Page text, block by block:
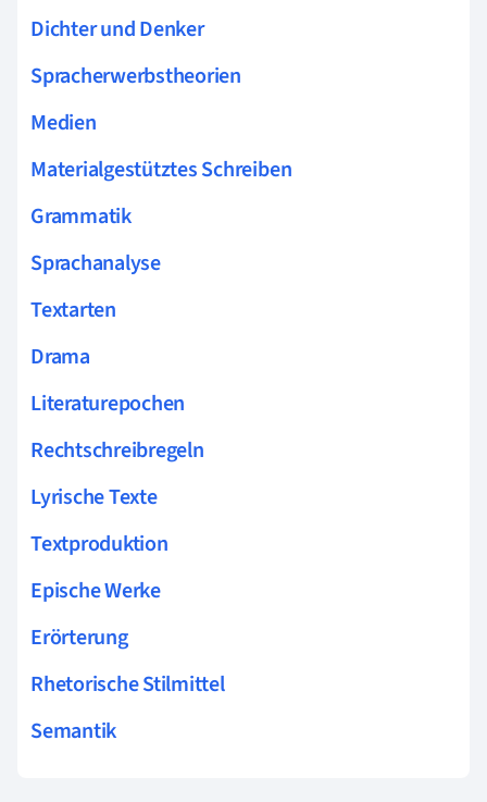
Dichter und Denker
Spracherwerbstheorien
Medien
Materialgestütztes Schreiben
Grammatik
Sprachanalyse
Textarten
Drama
Literaturepochen
Rechtschreibregeln
Lyrische Texte
Textproduktion
Epische Werke
Erörterung
Rhetorische Stilmittel
Semantik